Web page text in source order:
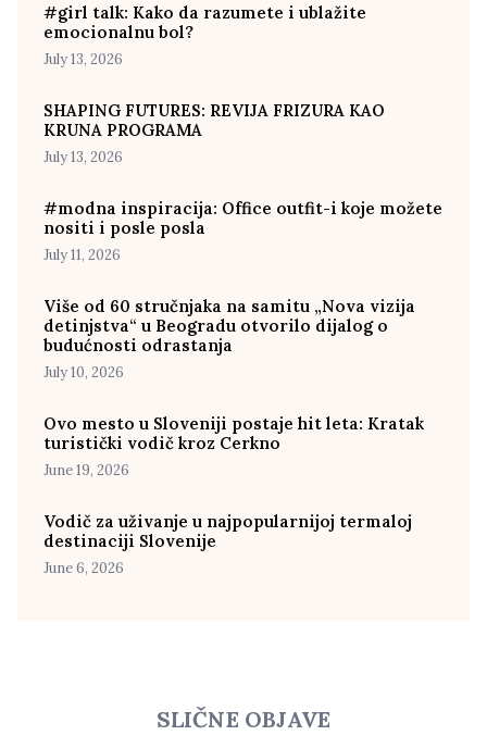
#girl talk: Kako da razumete i ublažite
emocionalnu bol?
July 13, 2026
SHAPING FUTURES: REVIJA FRIZURA KAO
KRUNA PROGRAMA
July 13, 2026
#modna inspiracija: Office outfit-i koje možete
nositi i posle posla
July 11, 2026
Više od 60 stručnjaka na samitu „Nova vizija
detinjstva“ u Beogradu otvorilo dijalog o
budućnosti odrastanja
July 10, 2026
Ovo mesto u Sloveniji postaje hit leta: Kratak
turistički vodič kroz Cerkno
June 19, 2026
Vodič za uživanje u najpopularnijoj termaloj
destinaciji Slovenije
June 6, 2026
SLIČNE OBJAVE